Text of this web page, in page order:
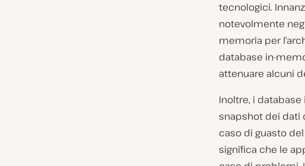
tecnologici.
notevolmente
memoria per
database in-
attenuare alcuni
Inoltre, i
snapshot dei dati
caso di guasto
significa che le